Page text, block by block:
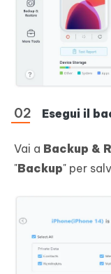
Esegui il
Vai a Backup &
"Backup" per